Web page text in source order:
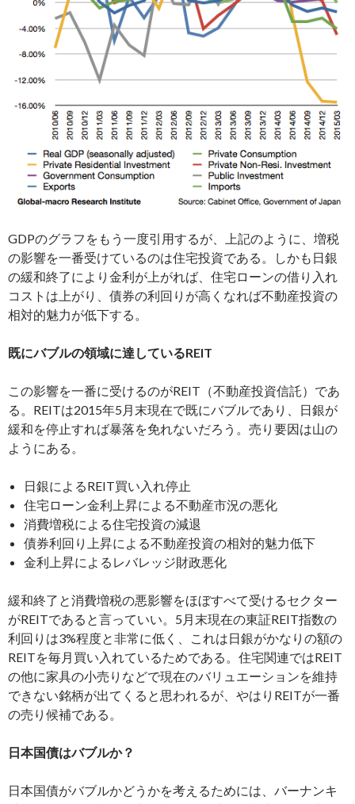
GDPのグラフをもう一度引用するが、上記のように、増税
の影響を一番受けているのは住宅投資である。しかも日銀
の緩和終了により金利が上がれば、住宅ローンの借り入れ
コストは上がり、債券の利回りが高くなれば不動産投資の
相対的魅力が低下する。
既にバブルの領域に達しているREIT
この影響を一番に受けるのがREIT（不動産投資信託）であ
る。REITは2015年5月末現在で既にバブルであり、日銀が
緩和を停止すれば暴落を免れないだろう。売り要因は山の
ようにある。
日銀によるREIT買い入れ停止
住宅ローン金利上昇による不動産市況の悪化
消費増税による住宅投資の減退
債券利回り上昇による不動産投資の相対的魅力低下
金利上昇によるレバレッジ財政悪化
緩和終了と消費増税の悪影響をほぼすべて受けるセクター
がREITであると言っていい。5月末現在の東証REIT指数の
利回りは3%程度と非常に低く、これは日銀がかなりの額の
REITを毎月買い入れているためである。住宅関連ではREIT
の他に家具の小売りなどで現在のバリュエーションを維持
できない銘柄が出てくると思われるが、やはりREITが一番
の売り候補である。
日本国債はバブルか？
日本国債がバブルかどうかを考えるためには、バーナンキ